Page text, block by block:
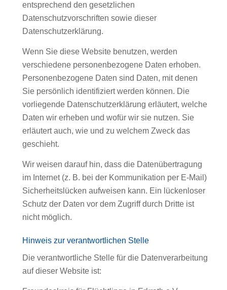
entsprechend den gesetzlichen
Datenschutzvorschriften sowie dieser
Datenschutzerklärung.
Wenn Sie diese Website benutzen, werden
verschiedene personenbezogene Daten erhoben.
Personenbezogene Daten sind Daten, mit denen
Sie persönlich identifiziert werden können. Die
vorliegende Datenschutzerklärung erläutert, welche
Daten wir erheben und wofür wir sie nutzen. Sie
erläutert auch, wie und zu welchem Zweck das
geschieht.
Wir weisen darauf hin, dass die Datenübertragung
im Internet (z. B. bei der Kommunikation per E-Mail)
Sicherheitslücken aufweisen kann. Ein lückenloser
Schutz der Daten vor dem Zugriff durch Dritte ist
nicht möglich.
Hinweis zur verantwortlichen Stelle
Die verantwortliche Stelle für die Datenverarbeitung
auf dieser Website ist: